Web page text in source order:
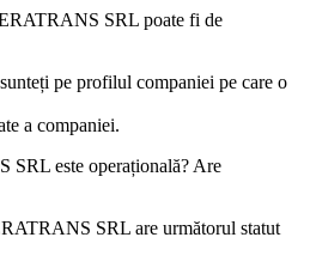
SRL poate fi de
pe profilul companiei pe care o
a companiei.
SRL este operațională? Are
SRL are următorul statut